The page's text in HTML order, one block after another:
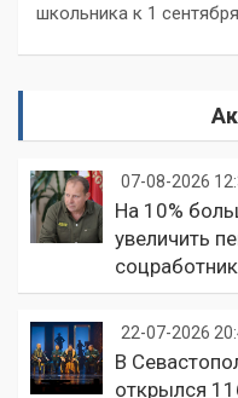
школьника к 1 сентября
07-08-2026
На 10%
увеличить
22-07-2026
В
открылся